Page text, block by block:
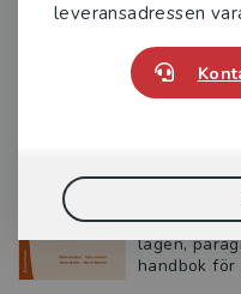
leveransadressen
251 krinkl.
Exkl. moms:
en
lagen,
handbok för